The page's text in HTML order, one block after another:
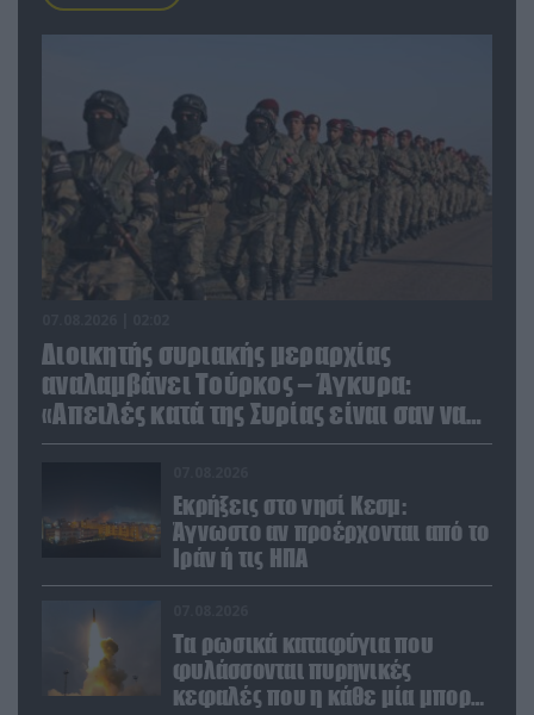
Διοικητής συριακής μεραρχίας
αναλαμβάνει Τούρκος – Άγκυρα:
«Απειλές κατά της Συρίας είναι σαν να
απειλούν εμάς»
Εκρήξεις στο νησί Κεσμ:
Άγνωστο αν προέρχονται από το
Ιράν ή τις ΗΠΑ
Τα ρωσικά καταφύγια που
φυλάσσονται πυρηνικές
κεφαλές που η κάθε μία μπορεί